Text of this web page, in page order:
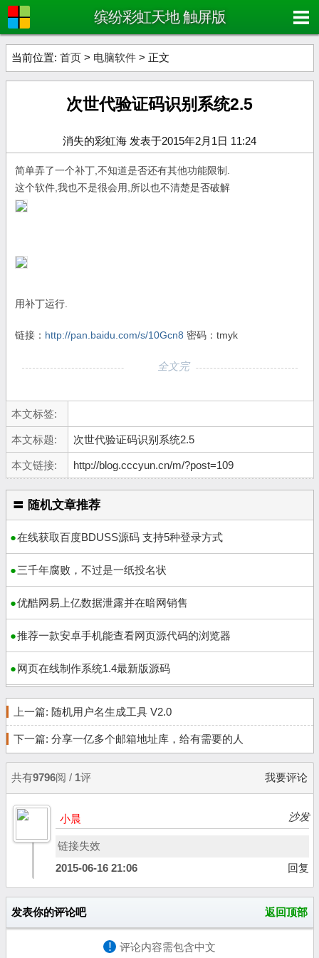
缤纷彩虹天地 触屏版
当前位置: 首页 > 电脑软件 > 正文
次世代验证码识别系统2.5
消失的彩虹海 发表于2015年2月1日 11:24
简单弄了一个补丁,不知道是否还有其他功能限制.
这个软件,我也不是很会用,所以也不清楚是否破解
用补丁运行.
链接： http://pan.baidu.com/s/10Gcn8 密码：tmyk
全文完
本文标签:
本文标题: 次世代验证码识别系统2.5
本文链接: http://blog.cccyun.cn/m/?post=109
〓 随机文章推荐
在线获取百度BDUSS源码 支持5种登录方式
三千年腐败，不过是一纸投名状
优酷网易上亿数据泄露并在暗网销售
推荐一款安卓手机能查看网页源代码的浏览器
网页在线制作系统1.4最新版源码
上一篇: 随机用户名生成工具 V2.0
下一篇: 分享一亿多个邮箱地址库，给有需要的人
共有9796阅 / 1评 我要评论
小晨 沙发
链接失效
2015-06-16 21:06
回复
发表你的评论吧 返回顶部
! 评论内容需包含中文